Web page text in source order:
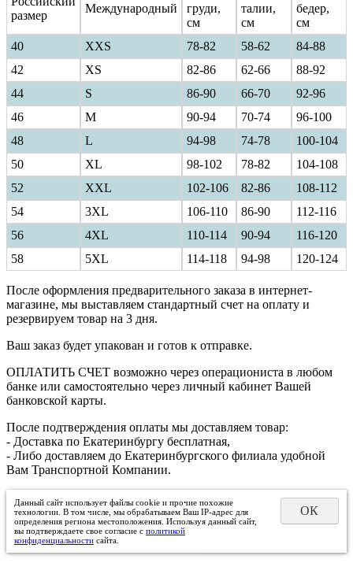
размер
Международный
груди,
см
талии,
см
бедер,
см
40
ХXS 78-82 58-62
84-88
42
XS 82-86 62-66
88-92
44
S 86-90 66-70
92-96
46
M 90-94 70-74
96-100
48
L 94-98 74-78
100-104
50
XL 98-102 78-82
104-108
52
XXL 102-106 82-86
108-112
54
3XL 106-110 86-90
112-116
56
4XL 110-114 90-94
116-120
58
5XL 114-118 94-98 120-124
После оформления предварительного заказа в интернет-
магазине, мы выставляем стандартный счет на оплату и
резервируем товар на 3 дня.
Ваш заказ будет упакован и готов к отправке.
ОПЛАТИТЬ СЧЕТ возможно через операциониста в любом
банке или самостоятельно через личный кабинет Вашей
банковской карты.
После подтверждения оплаты мы доставляем товар:
- Доставка по Екатеринбургу бесплатная,
- Либо доставляем до Екатеринбургского филиала удобной
Вам Транспортной Компании.
Данный сайт использует файлы cookie и прочие похожие
технологии. В том числе, мы обрабатываем Ваш IP-адрес для
определения региона местоположения. Используя данный сайт,
вы подтверждаете свое согласие с политикой
конфиденциальности сайта.
ОК